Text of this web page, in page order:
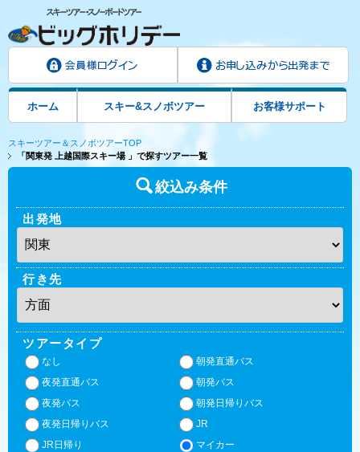
ホーム スキー&スノボツアー お客様サポート
スキーツアー＆スノボツアーTOP
「関東発 上越国際スキー場 」で探すツアー一覧
絞込み条件
出発地
行き先
ツアータイプ
なし
朝発直通バス
夜発直通バス
朝発バス
夜発バス
朝発日帰りバス
夜発日帰りバス
JR
JR日帰り
マイカー